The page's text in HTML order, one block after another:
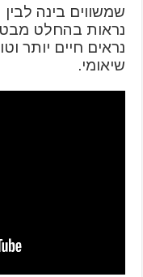
נראים חיים יותר
שיאומי.